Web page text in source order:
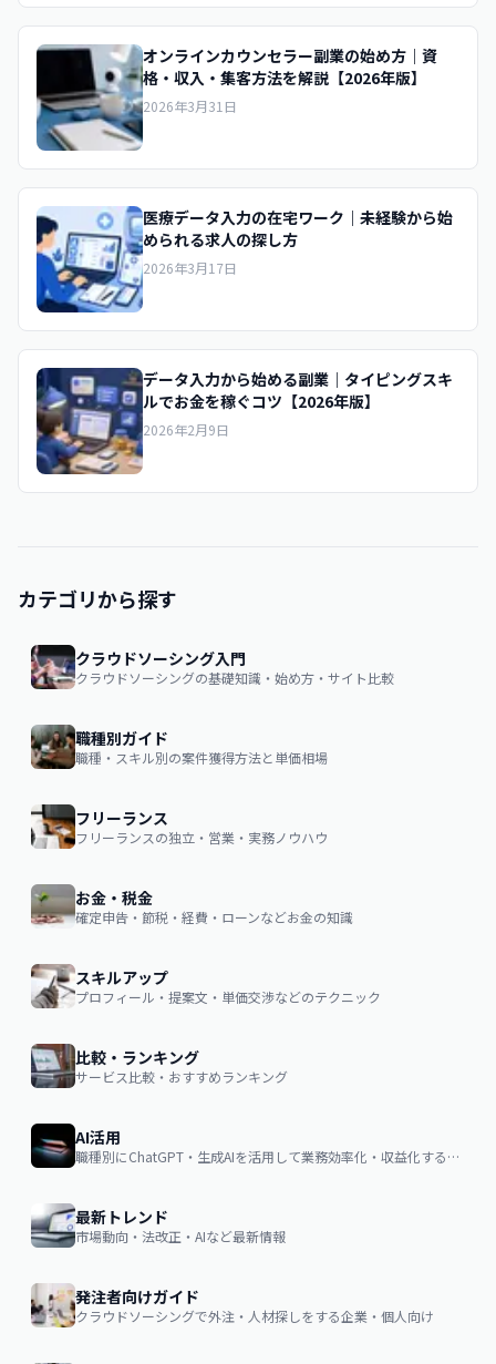
オンラインカウンセラー副業の始め方｜資
格・収入・集客方法を解説【2026年版】
2026年3月31日
医療データ入力の在宅ワーク｜未経験から始
められる求人の探し方
2026年3月17日
データ入力から始める副業｜タイピングスキ
ルでお金を稼ぐコツ【2026年版】
2026年2月9日
カテゴリから探す
クラウドソーシング入門
クラウドソーシングの基礎知識・始め方・サイト比較
職種別ガイド
職種・スキル別の案件獲得方法と単価相場
フリーランス
フリーランスの独立・営業・実務ノウハウ
お金・税金
確定申告・節税・経費・ローンなどお金の知識
スキルアップ
プロフィール・提案文・単価交渉などのテクニック
比較・ランキング
サービス比較・おすすめランキング
AI活用
職種別にChatGPT・生成AIを活用して業務効率化・収益化するノウハウ
最新トレンド
市場動向・法改正・AIなど最新情報
発注者向けガイド
クラウドソーシングで外注・人材探しをする企業・個人向け